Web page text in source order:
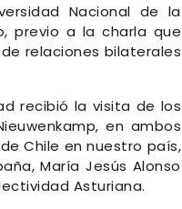
Nacional de la
previo a la charla que
relaciones bilaterales
recibió la visita de los
en ambos
Chile en nuestro país,
María Jesús Alonso
Asturiana.